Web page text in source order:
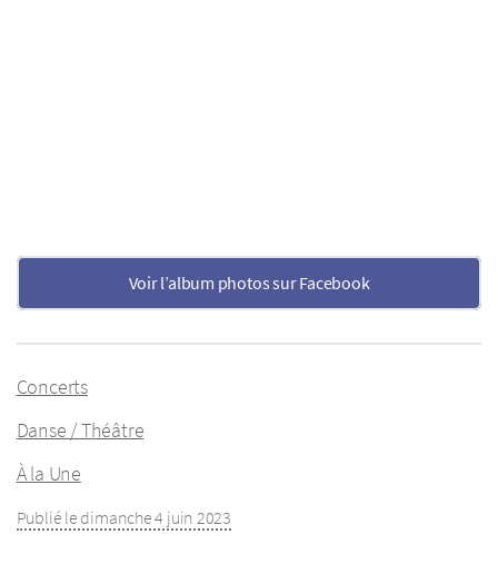
Voir l’album photos sur Facebook
Concerts
Danse / Théâtre
À la Une
Publié le dimanche 4 juin 2023